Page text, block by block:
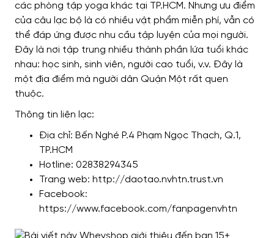
các phòng tập yoga khác tại TP.HCM. Nhưng ưu điểm
của câu lạc bộ là có nhiều vật phẩm miễn phí, vẫn có
thể đáp ứng được nhu cầu tập luyện của mọi người.
Đây là nơi tập trung nhiều thành phần lứa tuổi khác
nhau: học sinh, sinh viên, người cao tuổi, v.v. Đây là
một địa điểm mà người dân Quận Một rất quen
thuộc.
Thông tin liên lạc:
Địa chỉ: Bến Nghé P.4 Phạm Ngọc Thạch, Q.1,
TP.HCM
Hotline: 02838294345
Trang web: http://daotao.nvhtn.trust.vn
Facebook:
https://www.facebook.com/fanpagenvhtn